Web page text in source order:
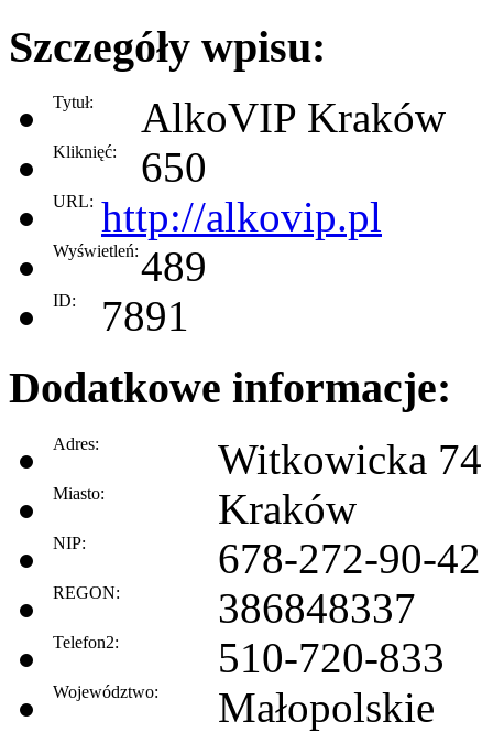
Szczegóły wpisu:
Tytuł: AlkoVIP Kraków
Kliknięć: 650
URL: http://alkovip.pl
Wyświetleń:489
ID: 7891
Dodatkowe informacje:
Adres: Witkowicka 74
Miasto: Kraków
NIP: 678-272-90-42
REGON: 386848337
Telefon2: 510-720-833
Województwo: Małopolskie